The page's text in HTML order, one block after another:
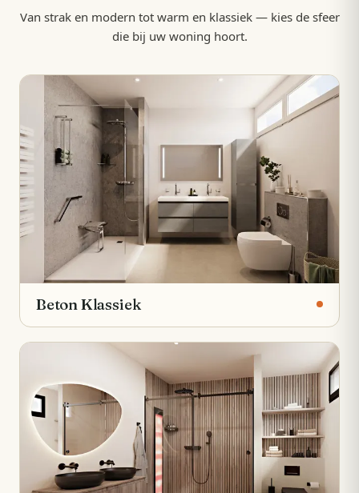
Van strak en modern tot warm en klassiek — kies de sfeer
die bij uw woning hoort.
Beton Klassiek